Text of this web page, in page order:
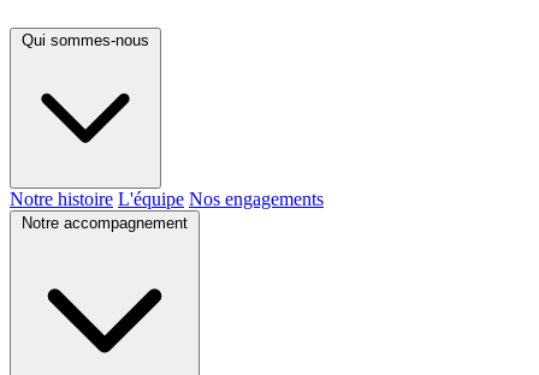
Qui sommes-nous
Notre histoire L'équipe Nos engagements
Notre accompagnement